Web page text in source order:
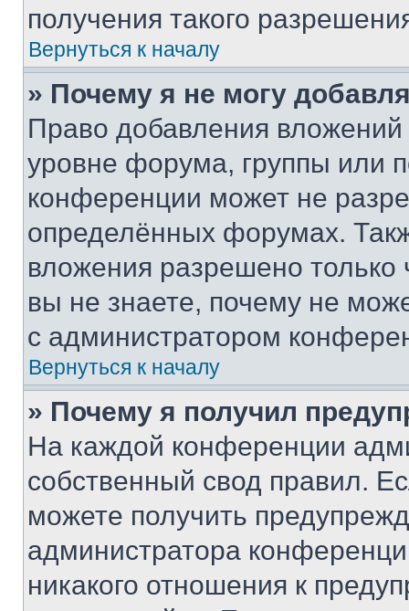
получения такого
Вернуться к началу
» Почему я не могу
Право добавления
уровне форума, группы или
конференции может не
определённых форумах.
вложения разрешено
вы не знаете, почему не
с администратором
Вернуться к началу
» Почему я получил
На каждой конференции
собственный свод правил.
можете получить
администратора
никакого отношения к